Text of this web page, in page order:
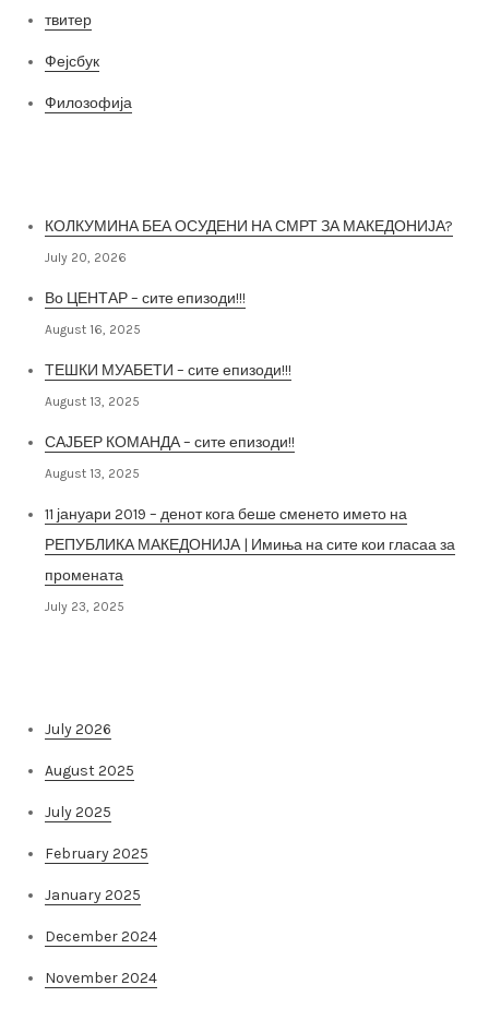
твитер
Фејсбук
Филозофија
КОЛКУМИНА БЕА ОСУДЕНИ НА СМРТ ЗА МАКЕДОНИЈА?
July 20, 2026
Во ЦЕНТАР – сите епизоди!!!
August 16, 2025
ТЕШКИ МУАБЕТИ – сите епизоди!!!
August 13, 2025
САЈБЕР КОМАНДА – сите епизоди!!
August 13, 2025
11 јануари 2019 – денот кога беше сменето името на
РЕПУБЛИКА МАКЕДОНИЈА | Имиња на сите кои гласаа за
промената
July 23, 2025
July 2026
August 2025
July 2025
February 2025
January 2025
December 2024
November 2024